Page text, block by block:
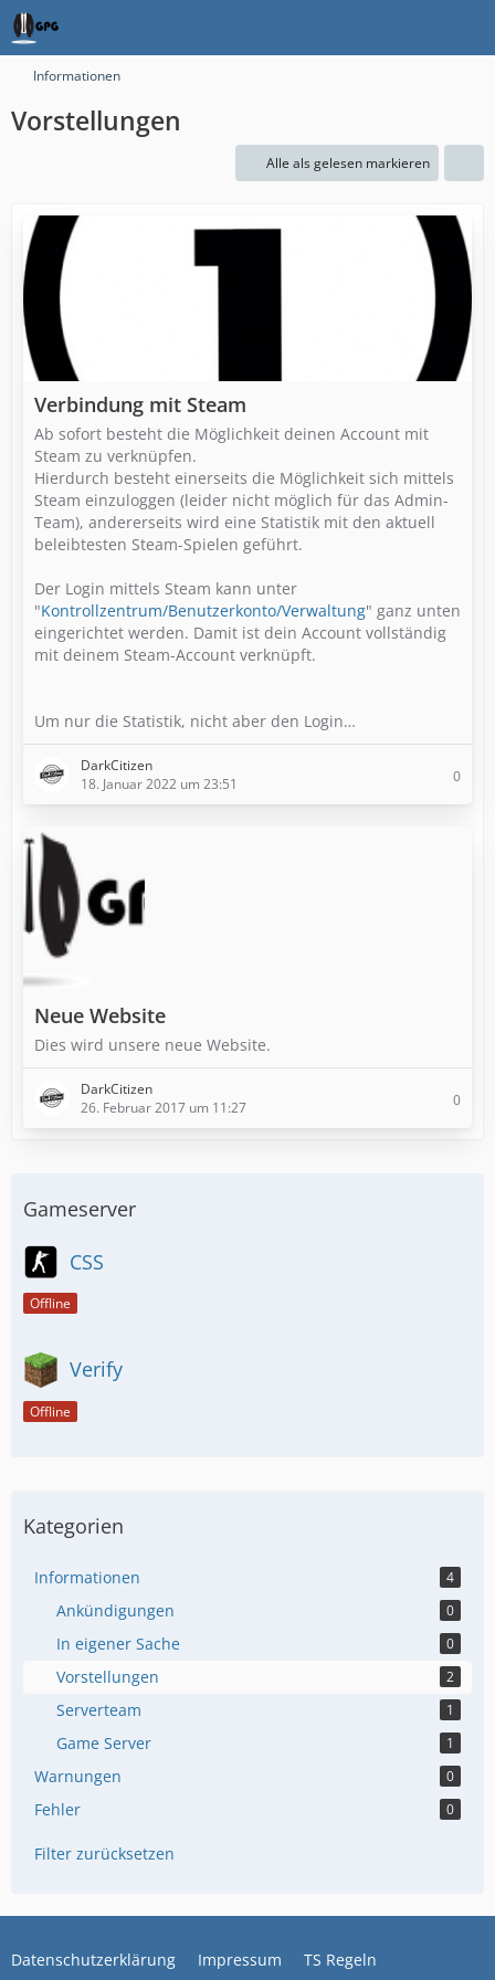
Informationen
Vorstellungen
Alle als gelesen markieren
Verbindung mit Steam
Ab sofort besteht die Möglichkeit deinen Account mit
Steam zu verknüpfen.
Hierdurch besteht einerseits die Möglichkeit sich mittels
Steam einzuloggen (leider nicht möglich für das Admin-
Team), andererseits wird eine Statistik mit den aktuell
beleibtesten Steam-Spielen geführt.
Der Login mittels Steam kann unter
"Kontrollzentrum/Benutzerkonto/Verwaltung" ganz unten
eingerichtet werden. Damit ist dein Account vollständig
mit deinem Steam-Account verknüpft.
Um nur die Statistik, nicht aber den Login…
DarkCitizen
18. Januar 2022 um 23:51
0
Neue Website
Dies wird unsere neue Website.
DarkCitizen
26. Februar 2017 um 11:27
0
Gameserver
CSS
Offline
Verify
Offline
Kategorien
Informationen 4
Ankündigungen 0
In eigener Sache 0
Vorstellungen 2
Serverteam 1
Game Server 1
Warnungen 0
Fehler 0
Filter zurücksetzen
Datenschutzerklärung Impressum TS Regeln